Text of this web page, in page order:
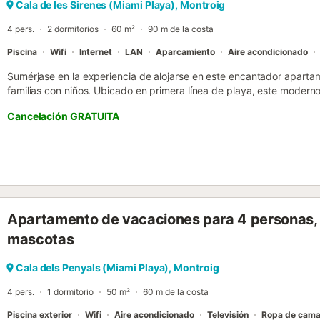
Cala de les Sirenes (Miami Playa), Montroig
4 pers. 2 dormitorios 60 m² 90 m de la costa
Piscina Wifi Internet LAN Aparcamiento Aire acondicionado
Sumérjase en la experiencia de alojarse en este encantador
familias con niños. Ubicado en primera línea de playa, este
confortable, el apartamento de 60 m² ofrece vistas de ensueño al
perfecto para el descanso y la relajación. Las vistas al mar son
permitiéndole disfrutar de la belleza de una salida de sol sobre el
Cada mañana podrá contemplar cómo los primeros rayos del sol
cielo en una paleta de colores cálidos y dorados que se reflejan
acogedor "Restaurante Chez Lorenzo" a tan solo 50 metros y el
metros. Para su comodidad, el "Supermercat Michelangelo" está a
"Consum" a 800 metros. El centro de Miami Platja se encuentra a
tiendas y más opciones de entretenimiento. Si desea aventurarse
Camb...
Cancelación GRATUITA
Apartamento de vacaciones para 4
mascotas
Cala dels Penyals (Miami Playa), Montroig
4 pers. 1 dormitorio 50 m² 60 m de la costa
Piscina exterior Wifi Aire acondicionado Televisión Ropa de cama